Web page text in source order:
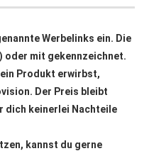
Werbelinks ein. Die
oder mit gekennzeichnet.
Produkt erwirbst,
Der Preis bleibt
dich keinerlei Nachteile
kannst du gerne